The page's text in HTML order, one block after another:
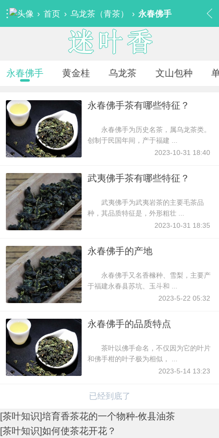
› 首页 › 乌龙茶（青茶） › 永春佛手
永春佛手 黄金桂 乌龙茶 文山包种
永春佛手茶有哪些特征？
永春佛手为历史名茶，属乌龙茶类。
创制于民国年间，产于福建 ...
2023-10-31 18:40
武夷佛手茶有哪些特征？
武夷佛手为武夷岩茶的主要毛茶品
种，其品质特征是，外形粗壮 ...
2023-10-31 18:35
永春佛手的产地
永春佛手又名香橼种、雪梨，主要产
于福建永春县苏坑、玉斗和 ...
2023-5-22 05:32
永春佛手的品质特点
茶叶以佛手命名，不仅因为它的叶片
和佛手柑的叶子极为相似， ...
2023-5-14 13:23
已经到底了
[茶叶知识]培育香茶花的一个物种-攸县油茶
[茶叶知识]如何使茶花开花？